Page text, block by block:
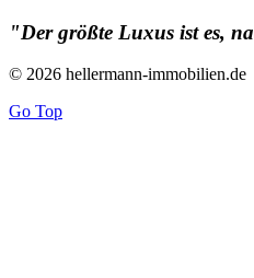
"Der größte Luxus ist es,
© 2026 hellermann-immobilien.de
Go Top